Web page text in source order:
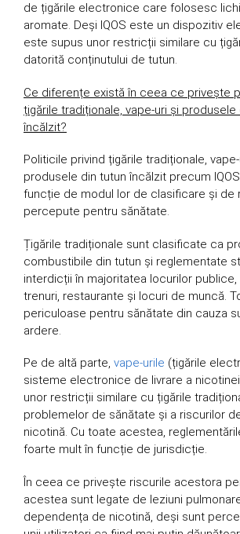
de țigările electronice care folosesc
aromate. Deși IQOS este un dispozitiv
este supus unor restricții similare cu
datorită conținutului de tutun.
Ce diferențe există în ceea ce privește
țigările tradiționale, vape-uri și produsele
încălzit?
Politicile privind țigările tradiționale,
produsele din tutun încălzit precum
funcție de modul lor de clasificare și de
percepute pentru sănătate.
Țigările tradiționale sunt clasificate ca
combustibile din tutun și reglementate
interdicții în majoritatea locurilor publice,
trenuri, restaurante și locuri de muncă.
periculoase pentru sănătate din cauza
ardere.
Pe de altă parte, vape-urile (țigările
sisteme electronice de livrare a
unor restricții similare cu țigările
problemelor de sănătate și a riscurilor
nicotină. Cu toate acestea,
foarte mult în funcție de jurisdicție.
În ceea ce privește riscurile acestora
acestea sunt legate de leziuni
dependența de nicotină, deși sunt